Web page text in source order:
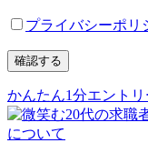
プライバシーポリ
確認する
かんたん1分エント
について